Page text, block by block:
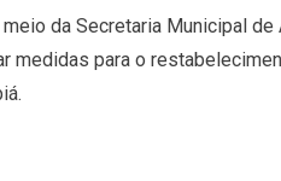
da Secretaria Municipal
medidas para o